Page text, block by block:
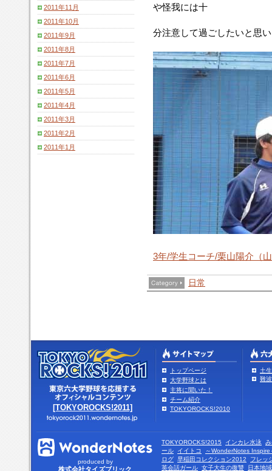
や怪我には十
分注意して過ごしたいと思
3年/学生コーチ/栗山陽介（
日常
2011年11月
2011年10月
2011年9月
2011年8月
2011年7月
2011年6月
2011年5月
2011年4月
2011年3月
2011年2月
2011年1月
[TOKYOROCKS!2011]
トップページ
大学野球とは
主将に聞いた！
チーム紹介
TOKYOROCKS!2010
土
難
produced by
株式会社タイズブリック
TOKYOROCKS!2015 インカレ水泳
ール
イイトコ
～WonderNotes Inspire
ログ 早稲田コレクション2012
フレッ
英会話ガール 女子大生の復讐 日本地